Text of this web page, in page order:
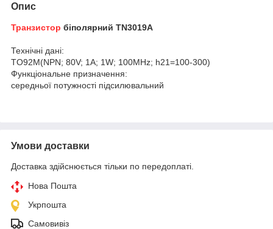
Опис
Транзистор біполярний TN3019A
Технічні дані:
TO92M(NPN; 80V; 1A; 1W; 100MHz; h21=100-300)
Функціональне призначення:
середньої потужності підсилювальний
Умови доставки
Доставка здійснюється тільки по передоплаті.
Нова Пошта
Укрпошта
Самовивіз